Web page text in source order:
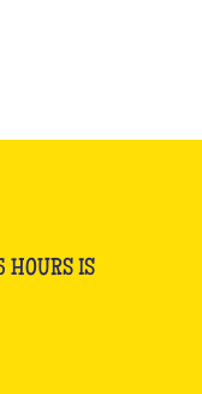
HOURS IS